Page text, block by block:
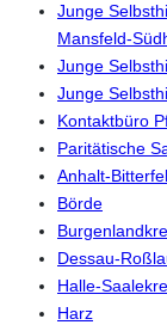
Junge
Mansfeld-
Junge
Junge
Kontaktbüro
Paritätische
Anhalt-
Börde
Dessau-
Halle-
Harz